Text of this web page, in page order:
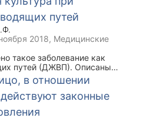
упражнений лечебной
который рекомендован
путей
2018, Медицинские
такое заболевание как
путей (ДЖВП). Описаны
болезни. Ключевым
упражнений лечебной
который рекомендован
лечением.
в отношении
законные